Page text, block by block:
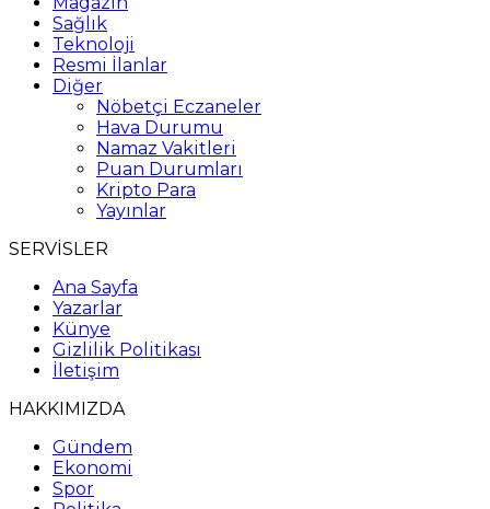
Sağlık
Teknoloji
Resmi İlanlar
Diğer
Nöbetçi Eczaneler
Hava Durumu
Namaz Vakitleri
Puan Durumları
Kripto Para
Yayınlar
SERVİSLER
Ana Sayfa
Yazarlar
Künye
Gizlilik Politikası
İletişim
HAKKIMIZDA
Gündem
Ekonomi
Spor